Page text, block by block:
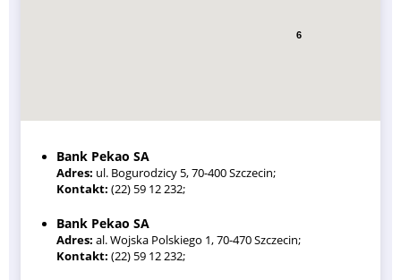
Bank Pekao SA
Adres: ul. Bogurodzicy 5, 70-400 Szczecin;
Kontakt: (22) 59 12 232;
Bank Pekao SA
Adres: al. Wojska Polskiego 1, 70-470 Szczecin;
Kontakt: (22) 59 12 232;
6